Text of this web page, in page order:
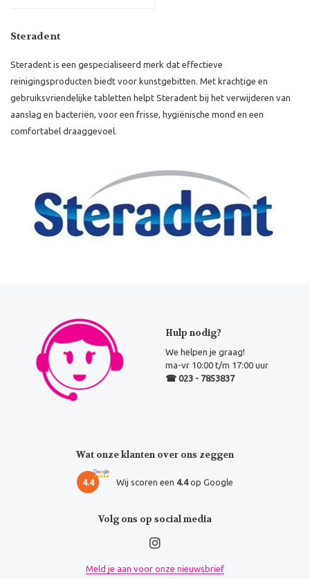
Steradent
Steradent is een gespecialiseerd merk dat effectieve
reinigingsproducten biedt voor kunstgebitten. Met krachtige en
gebruiksvriendelijke tabletten helpt Steradent bij het verwijderen van
aanslag en bacteriën, voor een frisse, hygiënische mond en een
comfortabel draaggevoel.
Hulp nodig?
We helpen je graag!
ma-vr 10:00 t/m 17:00 uur
☎ 023 - 7853837
Wat onze klanten over ons zeggen
4.4 Wij scoren een 4.4op Google
Volg ons op social media
Meld je aan voor onze nieuwsbrief